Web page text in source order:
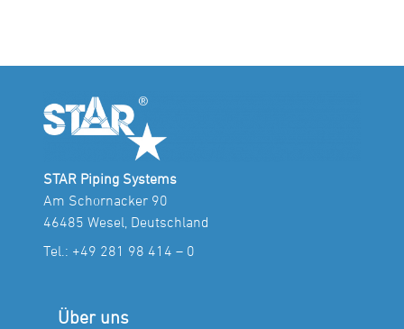
STAR Piping Systems
Am Schornacker 90
46485 Wesel, Deutschland
Tel.: +49 281 98 414 – 0
Über uns